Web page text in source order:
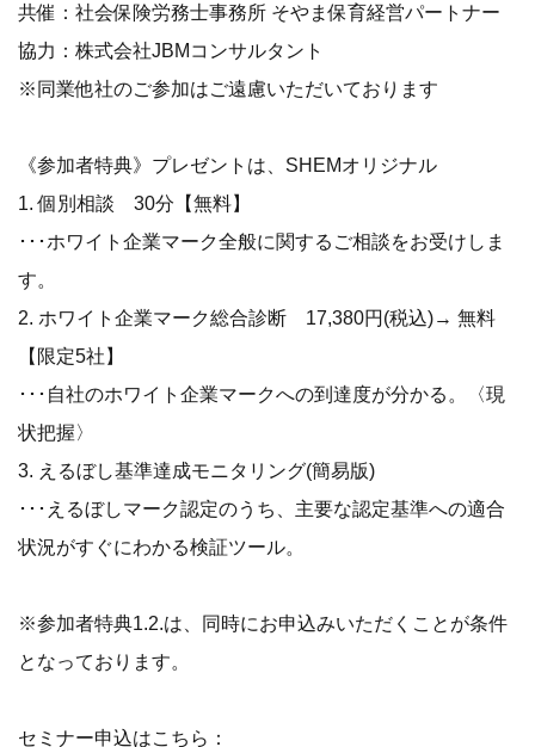
共催：社会保険労務士事務所 そやま保育経営パートナー
協力：株式会社JBMコンサルタント
※同業他社のご参加はご遠慮いただいております
《参加者特典》プレゼントは、SHEMオリジナル
1. 個別相談 30分【無料】
･･･ホワイト企業マーク全般に関するご相談をお受けしま
す。
2. ホワイト企業マーク総合診断 17,380円(税込)→ 無料
【限定5社】
･･･自社のホワイト企業マークへの到達度が分かる。〈現
状把握〉
3. えるぼし基準達成モニタリング(簡易版)
･･･えるぼしマーク認定のうち、主要な認定基準への適合
状況がすぐにわかる検証ツール。
※参加者特典1.2.は、同時にお申込みいただくことが条件
となっております。
セミナー申込はこちら：